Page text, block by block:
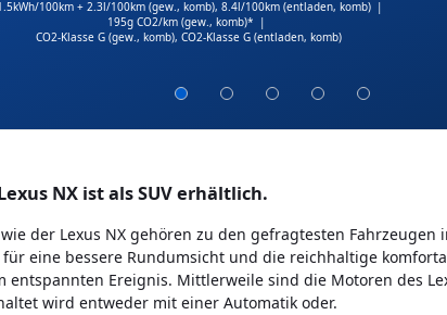
100km + 2.3l/100km (gew., komb), 8.4l/100km (entladen, komb) |
195g CO2/km (gew., komb)* |
CO2-Klasse G (gew., komb), CO2-Klasse G (entladen, komb)
NX ist als SUV erhältlich.
wie der Lexus NX gehören zu den gefragtesten
eine bessere Rundumsicht und die reichhaltige
entspannten Ereignis. Mittlerweile sind die Motoren des
wird entweder mit einer Automatik oder.